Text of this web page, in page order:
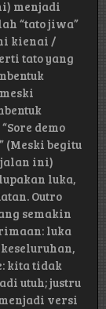
menjadi
“tato jiwa”
kienai /
tato yang
demo
(Meski begitu
jalan ini)
luka,
Outro
semakin
luka
kita tidak
utuh; justru
versi